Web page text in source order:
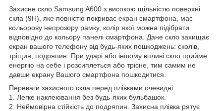
Захисне скло Samsung A600 з високою щільністю поверхні
скла (9H), яке повністю покриває екран смартфона, має
кольорову непрозору рамку, колір якої можна підібрати
відповідно до кольору панелі смартфона. Дане скло захищає
екран вашого телефону від будь-яких пошкоджень: сколів,
тріщин, подряпин. При ударі або іншому впливі скло прийме
енергію на себе і розсиплеться або трісне, тим самим не
давши екрану Вашого смартфона пошкодитися.
Переваги захисного скла перед плівками очевидні:
1. Легке наклеювання без будь-яких бульбашок.
2. Неймовірна стійкість до подряпин. Захисна плівка рятує